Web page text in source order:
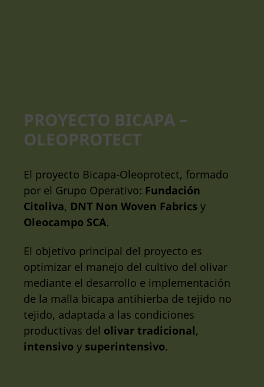
PROYECTO BICAPA –
OLEOPROTECT
El proyecto Bicapa-Oleoprotect, formado
por el Grupo Operativo: Fundación
Citoliva, DNT Non Woven Fabrics y
Oleocampo SCA.
El objetivo principal del proyecto es
optimizar el manejo del cultivo del olivar
mediante el desarrollo e implementación
de la malla bicapa antihierba de tejido no
tejido, adaptada a las condiciones
productivas del olivar tradicional,
intensivo y superintensivo.